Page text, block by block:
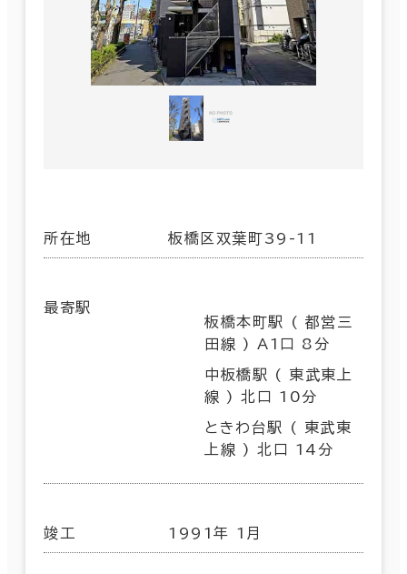
所在地 板橋区双葉町39-11
最寄駅
板橋本町駅 ( 都営三
田線 ) A1口 8分
中板橋駅 ( 東武東上
線 ) 北口 10分
ときわ台駅 ( 東武東
上線 ) 北口 14分
竣工 1991年 1月